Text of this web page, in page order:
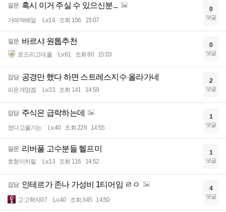
질문 혹시 이거 주실 수 있으신분...
가래떡베일 Lv.14 조회 156 15:07
0
댓글
질문 바르샤 원톱추천
로드리고데폴 Lv.61 조회 80 15:03
0
댓글
잡담 공경만 했다 하면 스트레스지수 올라가네
피온개망겜 Lv.33 조회 141 14:59
2
댓글
잡담 주식은 급락하는데
졌다고울기는 Lv.40 조회 228 14:55
1
댓글
질문 리버풀 고수분들 헬프미
호항이히릴 Lv.13 조회 116 14:52
1
댓글
잡담 인테르가 존나 가성비 1티어임 ㄹㅇ
고고학자07 Lv.40 조회 345 14:50
4
댓글